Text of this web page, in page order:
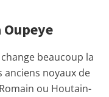
beaucoup la
noyaux de
ou Houtain-